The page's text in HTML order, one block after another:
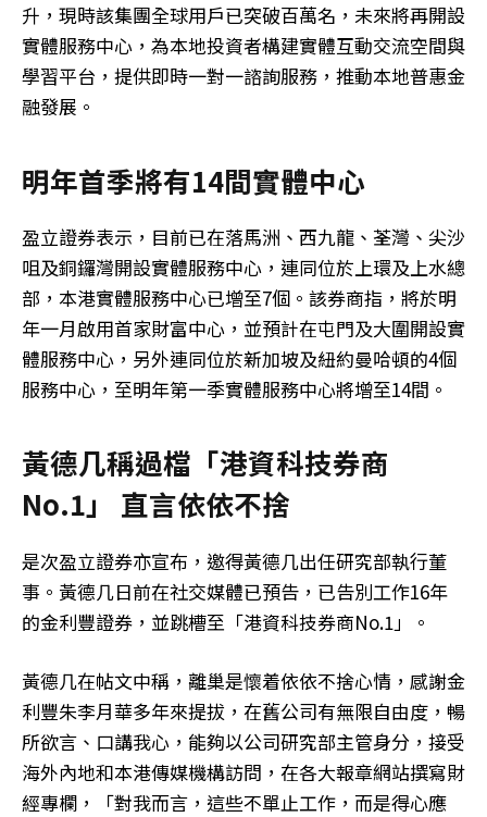
升，現時該集團全球用戶已突破百萬名，未來將再開設
實體服務中心，為本地投資者構建實體互動交流空間與
學習平台，提供即時一對一諮詢服務，推動本地普惠金
融發展。
明年首季將有14間實體中心
盈立證券表示，目前已在落馬洲、西九龍、荃灣、尖沙
咀及銅鑼灣開設實體服務中心，連同位於上環及上水總
部，本港實體服務中心已增至7個。該券商指，將於明
年一月啟用首家財富中心，並預計在屯門及大圍開設實
體服務中心，另外連同位於新加坡及紐約曼哈頓的4個
服務中心，至明年第一季實體服務中心將增至14間。
黃德几稱過檔「港資科技券商
No.1」 直言依依不捨
是次盈立證券亦宣布，邀得黃德几出任研究部執行董
事。黃德几日前在社交媒體已預告，已告別工作16年
的金利豐證券，並跳槽至「港資科技券商No.1」。
黃德几在帖文中稱，離巢是懷着依依不捨心情，感謝金
利豐朱李月華多年來提拔，在舊公司有無限自由度，暢
所欲言、口講我心，能夠以公司研究部主管身分，接受
海外內地和本港傳媒機構訪問，在各大報章網站撰寫財
經專欄，「對我而言，這些不單止工作，而是得心應